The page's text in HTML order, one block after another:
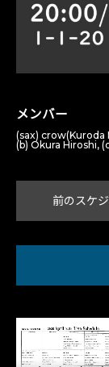
メンバー
(sax) crow(Kuroda
(b) Okura Hiroshi,
前のスケ